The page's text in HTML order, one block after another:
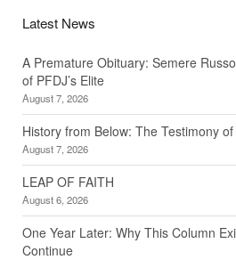
Latest News
A Premature Obituary: Semere
of PFDJ’s Elite
August 7, 2026
History from Below: The Testimony
August 7, 2026
LEAP OF FAITH
August 6, 2026
One Year Later: Why This Column
Continue